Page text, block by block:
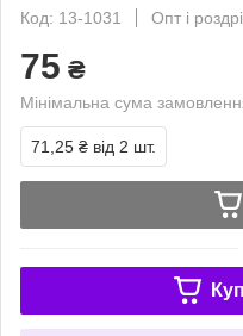
Код: 13-1031
Опт і
75 ₴
Мінімальна сума
71,25 ₴ від 2 шт.